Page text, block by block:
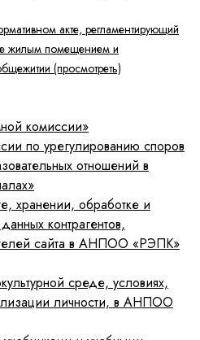
акте, регламентирующий
жилым помещением и
(просмотреть)
комиссии»
по урегулированию споров
отношений в
хранении, обработке и
контрагентов,
сайта в АНПОО «РЭПК»
среде, условиях,
личности, в АНПОО